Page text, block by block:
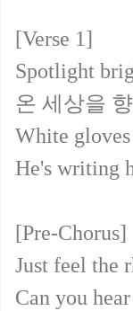
[Verse 1]
Spotlight
온 세상을
White
He's writing
[Pre-Chorus]
Just feel the
Can you